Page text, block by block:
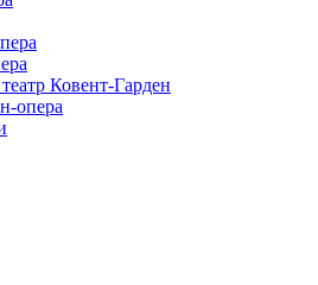
Ковент-Гарден
опера